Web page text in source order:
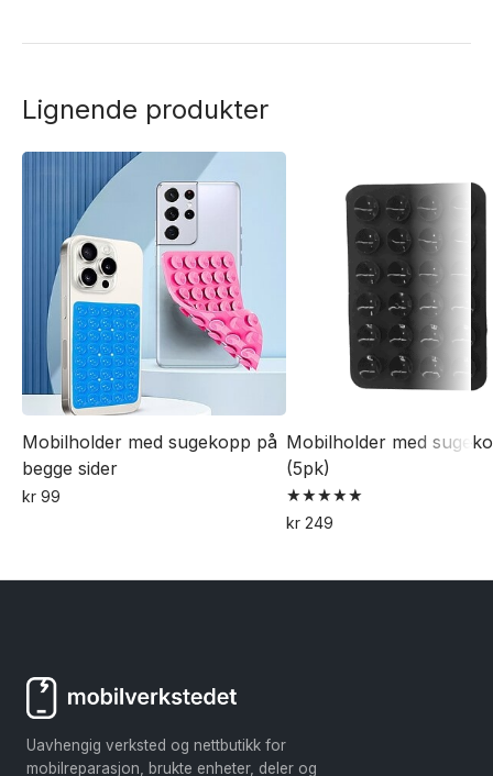
Lignende produkter
Mobilholder med sugekopp på
begge sider
kr 99
har
kan
Mobilholder med
(5pk)
Vurdert
5.00
kr249
produktet
Uavhengig verksted og nettbutikk for
mobilreparasjon, brukte enheter, deler og